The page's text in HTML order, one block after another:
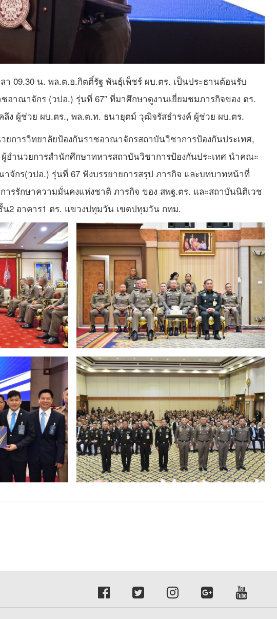
า 09.30 น. พล.ต.อ.กิตติ์รัฐ พันธุ์เพ็ชร์ ผบ.ตร. เป็นประธานต้อนรับ
อาณาจักร (วปอ.) รุ่นที่ 67” ที่มาศึกษาดูงานเยี่ยมชมภารกิจของ ตร.
ง ผู้ช่วย ผบ.ตร., พล.ต.ท. ธนายุตม์ วุฒิจรัสธำรงค์ ผู้ช่วย ผบ.ตร.
การวิทยาลัยป้องกันราชอาณาจักรสถาบันวิชาการป้องกันประเทศ,
อำนวยการสำนักศึกษาทหารสถาบันวิชาการป้องกันประเทศ นำคณะ
จักร(วปอ.) รุ่นที่ 67 ฟังบรรยายการสรุป ภารกิจ และบทบาทหน้าที่
ารรักษาความมั่นคงแห่งชาติ ภารกิจ ของ สพฐ.ตร. และสถาบันนิติเวช
2 อาคาร1 ตร. แขวงปทุมวัน เขตปทุมวัน กทม.